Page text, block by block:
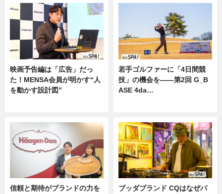
映画予告編は「広告」だっ
た！MENSA会員が明かす“人
を動かす設計図”
若手ゴルファーに「4日間競
技」の機会を——第2回 G_B
ASE 4da…
信頼と期待がブランドの力を
ブッダブランド CQはなぜパ